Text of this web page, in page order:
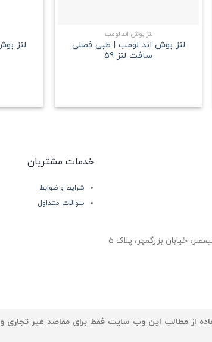
لنز بوش اند لومب
لنز بوش اند لومب | طبی فصلی
سافت لنز 59
لنز
خیابان بزرگمهر، پلاک 5
خدمات مشتریان
شرایط و ضوابط
سوالات متداول
از مطالب این وب سایت فقط برای مقاصد غیر تجاری